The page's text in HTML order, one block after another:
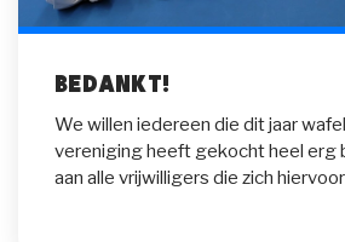
Bedankt!
We willen iedereen die dit jaar
vereniging heeft gekocht heel erg